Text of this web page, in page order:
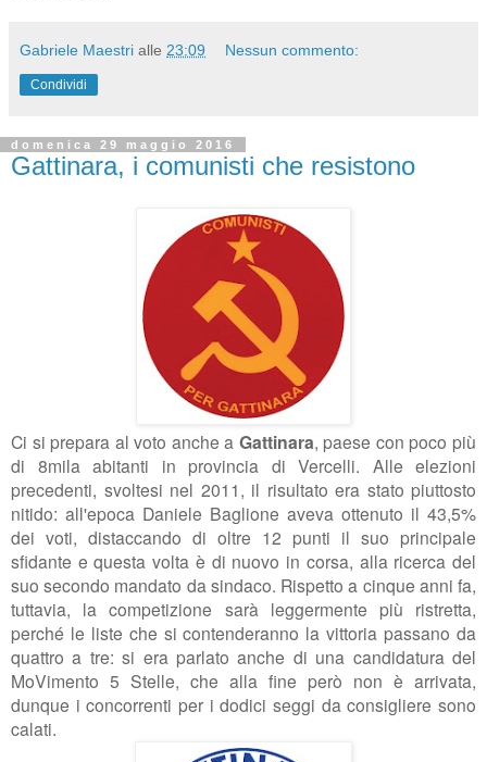
Gabriele Maestri alle 23:09 Nessun commento:
Condividi
domenica 29 maggio 2016
Gattinara, i comunisti che resistono
Ci si prepara al voto anche a Gattinara, paese con poco più
di 8mila abitanti in provincia di Vercelli. Alle elezioni
precedenti, svoltesi nel 2011, il risultato era stato piuttosto
nitido: all'epoca Daniele Baglione aveva ottenuto il 43,5%
dei voti, distaccando di oltre 12 punti il suo principale
sfidante e questa volta è di nuovo in corsa, alla ricerca del
suo secondo mandato da sindaco. Rispetto a cinque anni fa,
tuttavia, la competizione sarà leggermente più ristretta,
perché le liste che si contenderanno la vittoria passano da
quattro a tre: si era parlato anche di una candidatura del
MoVimento 5 Stelle, che alla fine però non è arrivata,
dunque i concorrenti per i dodici seggi da consigliere sono
calati.